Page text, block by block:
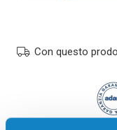
quantità
Con questo